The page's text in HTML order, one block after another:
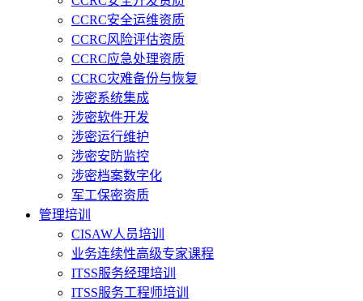
CCRC安全运维资质
CCRC风险评估资质
CCRC应急处理资质
CCRC灾难备份与恢复
涉密系统集成
涉密软件开发
涉密运行维护
涉密安防监控
涉密档案数字化
军工保密资质
管理培训
CISAW人员培训
业务连续性高级专家课程
ITSS服务经理培训
ITSS服务工程师培训